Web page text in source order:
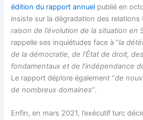
édition du rapport annuel publié en
insiste sur la dégradation des relations
raison de l’évolution de la situation en
rappelle ses inquiétudes face à “la
de la démocratie, de l’État de droit,
fondamentaux et de l’indépendance
Le rapport déplore également “de
de nombreux domaines”.
Enfin, en mars 2021, l’exécutif turc